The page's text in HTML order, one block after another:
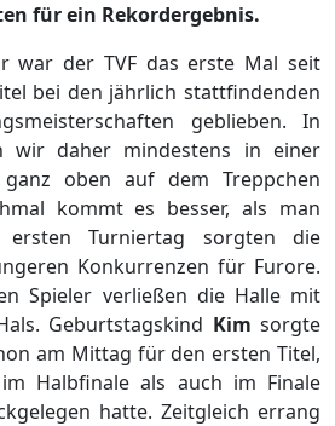
für ein Rekordergebnis.
war der TVF das erste Mal seit
bei den jährlich stattfindenden
geblieben. In
wir daher mindestens in einer
oben auf dem Treppchen
kommt es besser, als man
Turniertag sorgten die
Konkurrenzen für Furore.
Spieler verließen die Halle mit
Geburtstagskind Kim sorgte
am Mittag für den ersten Titel,
Halbfinale als auch im Finale
hatte. Zeitgleich errang